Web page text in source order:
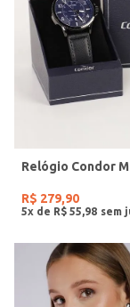
R$ 279,90
5x de R$ 55 98